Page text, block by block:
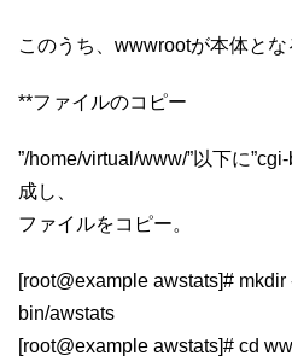
このうち、wwwrootが本体とな
**ファイルのコピー
”/home/virtual/www/”以下に
成し、
ファイルをコピー。
[root@example awstats]#
bin/awstats
[root@example awstats]# cd